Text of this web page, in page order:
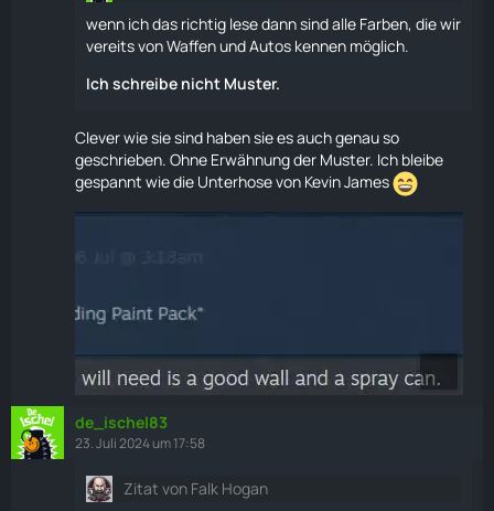
wenn ich das richtig lese dann sind alle Farben, die wir
vereits von Waffen und Autos kennen möglich.
Ich schreibe nicht Muster.
Clever wie sie sind haben sie es auch genau so
geschrieben. Ohne Erwähnung der Muster. Ich bleibe
gespannt wie die Unterhose von Kevin James
de_ischel83
23. Juli 2024 um 17:58
Zitat von Falk Hogan